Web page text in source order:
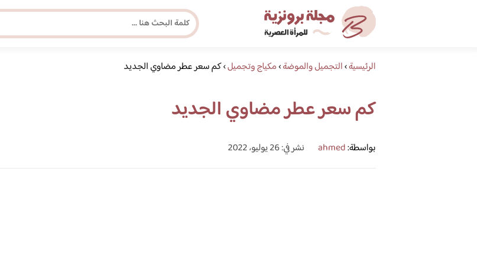
مجلة برونزية للفتاة العصرية الرئيسية›التجميل والموضة›مكياج وتجميل›كم سعر عطر مضاوي الجديد
كم سعر عطر مضاوي الجديد
بواسطة:ahmed نشر في: 26 يوليو، 2022